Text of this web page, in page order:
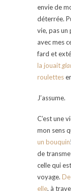
envie de
déterrée.
vie, pas un
avec mes
fard et
la jouait
roulettes
J’assume.
C’est une
mon sens
un bouquin
de
celle qui
voyage.
elle, à